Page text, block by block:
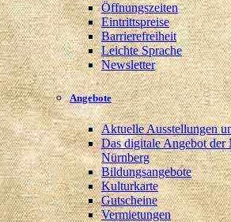
Öffnungszeiten
Eintrittspreise
Barrierefreiheit
Leichte Sprache
Newsletter
Angebote
Aktuelle Ausstellungen
Das digitale Angebot der
Nürnberg
Bildungsangebote
Kulturkarte
Gutscheine
Vermietungen